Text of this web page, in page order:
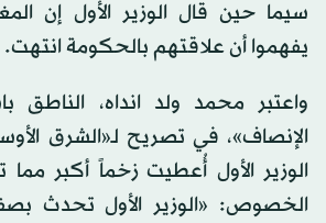
سيما حين قال الوزير الأول إن
يفهموا أن علاقتهم بالحكومة انتهت.
واعتبر محمد ولد انداه،
الإنصاف»، في تصريح لـ«الشرق
الوزير الأول أُعطيت زخماً أكبر
الخصوص: «الوزير الأول تحدث